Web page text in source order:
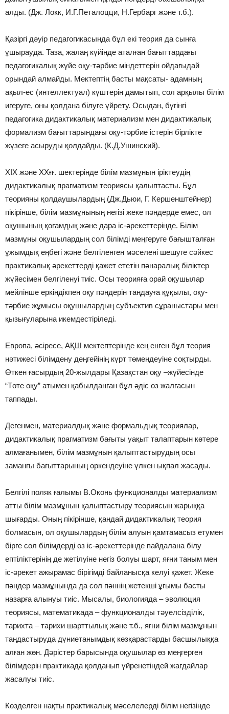
алды. (Дж. Локк, И.Г.Петалоцци, Н.Гербарг жəне т.б.).
Қазіргі дəуір педагогикасында бұл екі теория да сынға
ұшырауда. Таза, жалаң күйінде аталған бағыттардағы
педагогикалық жүйе оқу-тəрбие міндеттерін ойдағыдай
орындай алмайды. Мектептің басты мақсаты- адамның
ақыл-ес (интеллектуал) күштерін дамытып, сол арқылы білім
игеруге, оны қолдана білуге үйрету. Осыдан, бүгінгі
педагогика дидактикалық материализм мен дидактикалық
формализм бағыттарындағы оқу-тəрбие істерін бірлікте
жүзеге асыруды қолдайды. (К.Д.Ушинский).
XIX жəне XXғғ. шектерінде білім мазмұнын іріктеудің
дидактикалық прагматизм теориясы қалыптасты. Бұл
теорияны қолдаушылардың (Дж.Дьюи, Г. Кершенштейнер)
пікірінше, білім мазмұнының негізі жеке пəндерде емес, ол
оқушының қоғамдық жəне дара іс-əрекеттерінде. Білім
мазмұны оқушылардың сол білімді меңгеруге бағышталған
ұжымдық еңбегі жəне белгіленген мəселені шешуге сəйкес
практикалық əрекеттерді қажет ететін пəнаралық біліктер
жүйесімен белгіленуі тиіс. Осы теорияға орай оқушылар
мейлінше еркіндікпен оқу пəндерін таңдауға құқылы, оқу-
тəрбие жұмысы оқушылардың субъектив сұраныстары мен
қызығуларына икемдестіріледі.
Европа, əсіресе, АҚШ мектептерінде кең енген бұл теория
нəтижесі білімдену деңгейінің күрт төмендеуіне соқтырды.
Өткен ғасырдың 20-жылдары Қазақстан оқу –жүйесінде
“Төте оқу” атымен қабылданған бұл əдіс өз жалғасын
таппады.
Дегенмен, материалдық жəне формальдық теориялар,
дидактикалық прагматизм бағыты уақыт талаптарын көтере
алмағанымен, білім мазмұнын қалыптастырудың осы
заманғы бағыттарының өркендеуіне үлкен ықпал жасады.
Белгілі поляк ғалымы В.Оконь функционалды материализм
атты білім мазмұнын қалыптастыру теориясын жарыққа
шығарды. Оның пікірінше, қандай дидактикалық теория
болмасын, ол оқушылардың білім алуын қамтамасыз етумен
бірге сол білімдерді өз іс-əрекеттерінде пайдалана білу
ептіліктерінің де жетілуіне негіз болуы шарт, яғни таным мен
іс-əрекет ажырамас бірігімді байланысқа келуі қажет. Жеке
пəндер мазмұнында да сол пəннің жетекші ұғымы басты
назарға алынуы тиіс. Мысалы, биологияда – эволюция
теориясы, математикада – функционалды тəуелсізділік,
тарихта – тарихи шарттылық жəне т.б., яғни білім мазмұнын
таңдастыруда дүниетанымдық көзқарастарды басшылыққа
алған жөн. Дəрістер барысында оқушылар өз меңгерген
білімдерін практикада қолданып үйренетіндей жағдайлар
жасалуы тиіс.
Көзделген нақты практикалық мəселелерді білім негізінде